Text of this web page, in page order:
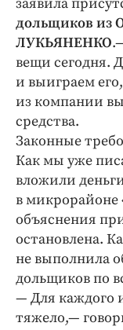
дольщиков из
ЛУКЬЯНЕНКО
вещи сегодня.
и выиграем
из компании
средства.
Законные
Как мы уже
вложили
в микрорайоне
объяснения
остановлена.
не выполнила
дольщиков по
— Для каждого
тяжело,—